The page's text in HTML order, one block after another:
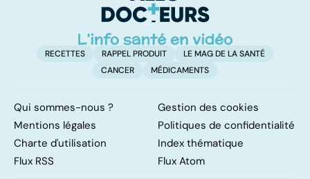
RECETTES RAPPEL PRODUIT
LE MAG DE LA SANTÉ
CANCER
MÉDICAMENTS
Qui sommes-nous ?
Gestion des cookies
Mentions légales
Politiques de confidentialité
Charte d'utilisation
Index thématique
Flux RSS
Flux Atom